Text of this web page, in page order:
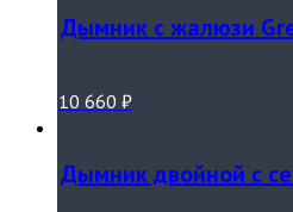
Дымник с жалюзи
10 660 ₽
Дымник двойной с